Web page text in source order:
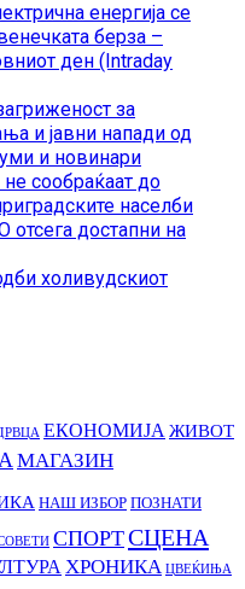
енергија се
берза –
ден (Intraday
за
и јавни напади од
и новинари
сообраќаат до
населби
отсега достапни на
холивудскиот
ЕКОНОМИЈА ЖИВОТ
МАГАЗИН
НАШ ИЗБОРПОЗНАТИ
СПОРТСЦЕНА
ХРОНИКА ЦВЕЌИЊА